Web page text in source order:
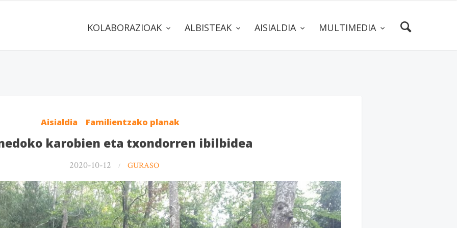
KOLABORAZIOAK ALBISTEAK AISIALDIA MULTIMEDIA
Aisialdia Familientzako planak
karobien eta txondorren ibilbidea
2020-10-12 GURASO